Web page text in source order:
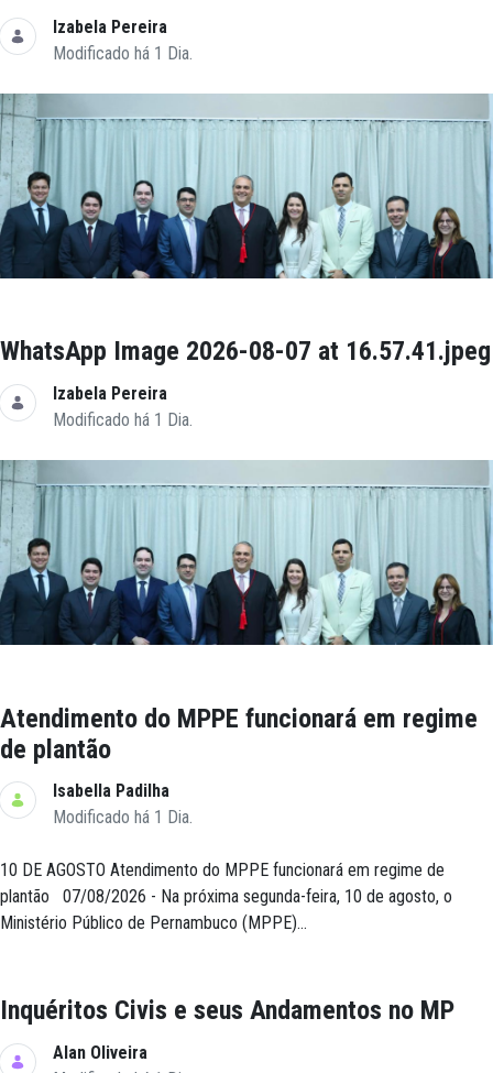
Izabela Pereira
Modificado há 1 Dia.
WhatsApp Image 2026-08-07 at 16.57.41.jpeg
Izabela Pereira
Modificado há 1 Dia.
Atendimento do MPPE funcionará em regime
de plantão
Isabella Padilha
Modificado há 1 Dia.
10 DE AGOSTO Atendimento do MPPE funcionará em regime de
plantão 07/08/2026 - Na próxima segunda-feira, 10 de agosto, o
Ministério Público de Pernambuco (MPPE)...
Inquéritos Civis e seus Andamentos no MP
Alan Oliveira